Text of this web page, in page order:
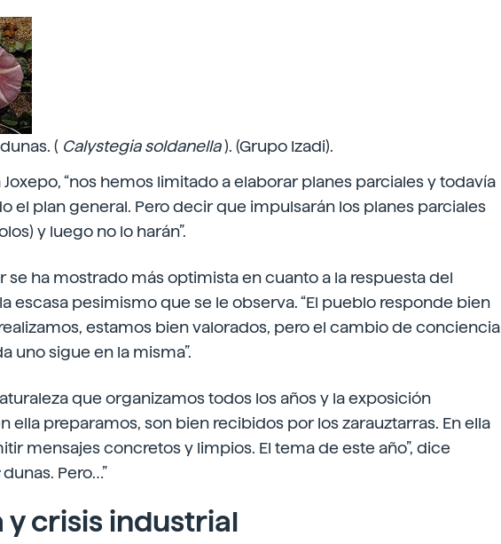
( Calystegia soldanella). (Grupo Izadi).
Joxepo, “nos hemos limitado a elaborar planes parciales y todavía
el plan general. Pero decir que impulsarán los planes parciales
y luego no lo harán”.
se ha mostrado más optimista en cuanto a la respuesta del
escasa pesimismo que se le observa. “El pueblo responde bien
estamos bien valorados, pero el cambio de conciencia
uno sigue en la misma”.
que organizamos todos los años y la exposición
ella preparamos, son bien recibidos por los zarauztarras. En ella
mensajes concretos y limpios. El tema de este año”, dice
dunas. Pero…”
y crisis industrial